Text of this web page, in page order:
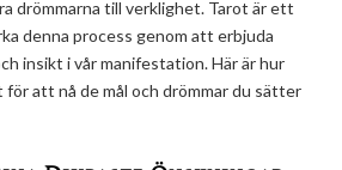
drömmarna till verklighet. Tarot är ett
denna process genom att erbjuda
insikt i vår manifestation. Här är hur
för att nå de mål och drömmar du sätter